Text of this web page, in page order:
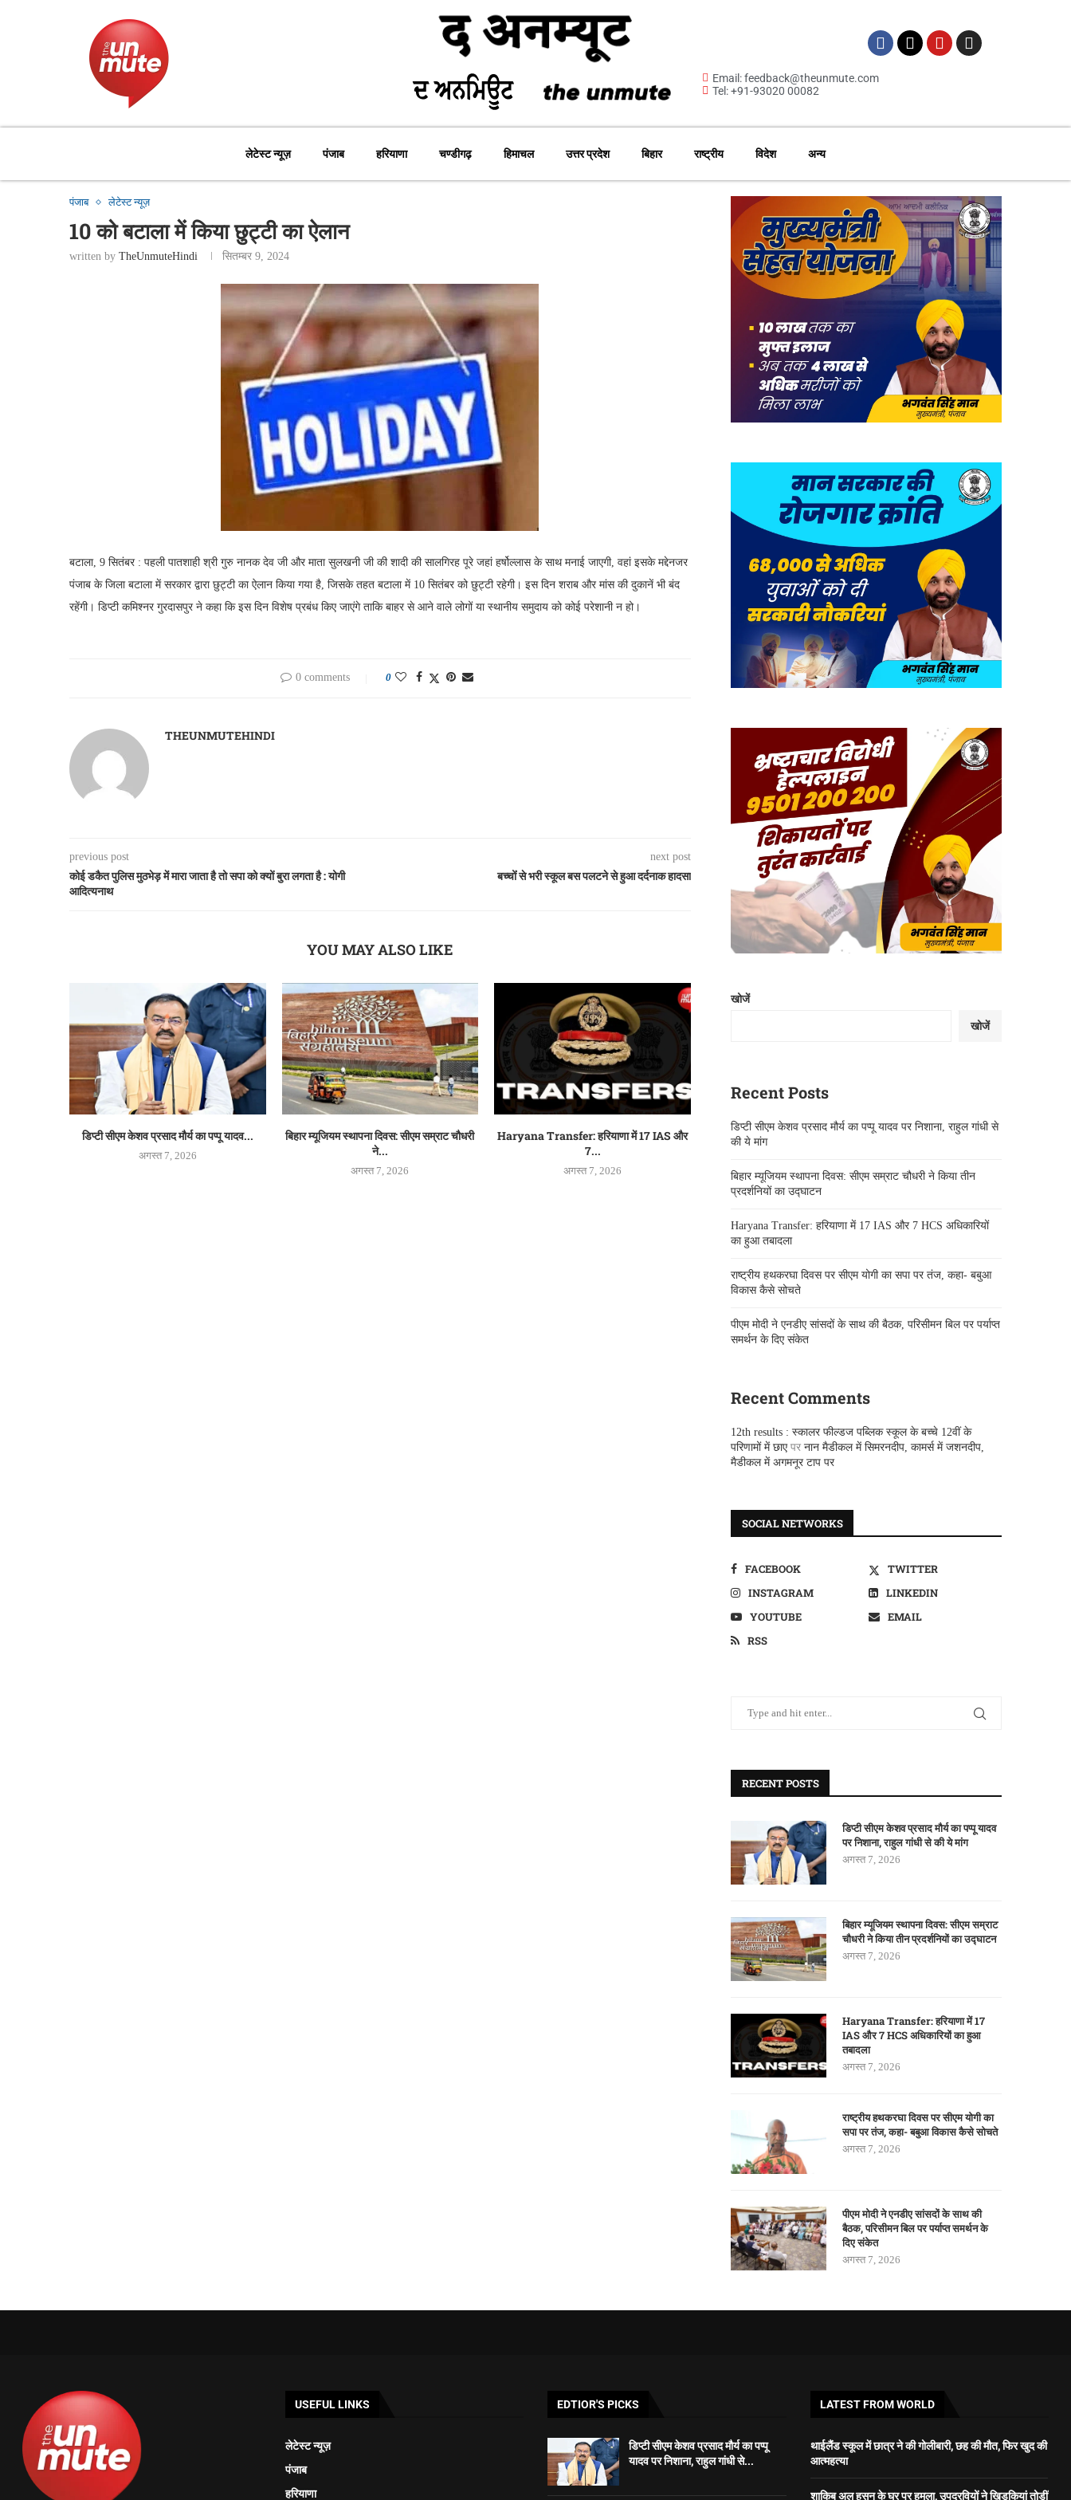
Email: feedback@theunmute.com
Tel: +91-93020 00082
लेटेस्ट न्यूज़ पंजाब हरियाणा चण्डीगढ़ हिमाचल उत्तर प्रदेश बिहार राष्ट्रीय विदेश अन्य
पंजाब लेटेस्ट न्यूज़
10 को बटाला में किया छुट्टी का ऐलान
written by TheUnmuteHindi सितम्बर 9, 2024
बटाला, 9 सितंबर : पहली पातशाही श्री गुरु नानक देव जी और माता सुलखनी जी की शादी की सालगिरह पूरे जहां हर्षोल्लास के साथ मनाई जाएगी, वहां इसके मद्देनजर
पंजाब के जिला बटाला में सरकार द्वारा छुट्टी का ऐलान किया गया है, जिसके तहत बटाला में 10 सितंबर को छुट्टी रहेगी। इस दिन शराब और मांस की दुकानें भी बंद
रहेंगी। डिप्टी कमिश्नर गुरदासपुर ने कहा कि इस दिन विशेष प्रबंध किए जाएंगे ताकि बाहर से आने वाले लोगों या स्थानीय समुदाय को कोई परेशानी न हो।
0 comments 0
THEUNMUTEHINDI
previous post
कोई डकैत पुलिस मुठभेड़ में मारा जाता है तो सपा को क्यों बुरा लगता है : योगी
आदित्यनाथ
next post
बच्चोंं से भरी स्कूल बस पलटने से हुआ दर्दनाक हादसा
YOU MAY ALSO LIKE
डिप्टी सीएम केशव प्रसाद मौर्य का पप्पू यादव...
अगस्त 7, 2026
बिहार म्यूजियम स्थापना दिवस: सीएम सम्राट चौधरी
ने...
अगस्त 7, 2026
Haryana Transfer: हरियाणा में 17 IAS और
7...
अगस्त 7, 2026
खोजें
खोजें
Recent Posts
डिप्टी सीएम केशव प्रसाद मौर्य का पप्पू यादव पर निशाना, राहुल गांधी से
की ये मांग
बिहार म्यूजियम स्थापना दिवस: सीएम सम्राट चौधरी ने किया तीन
प्रदर्शनियों का उद्घाटन
Haryana Transfer: हरियाणा में 17 IAS और 7 HCS अधिकारियों
का हुआ तबादला
राष्ट्रीय हथकरघा दिवस पर सीएम योगी का सपा पर तंज, कहा- बबुआ
विकास कैसे सोचते
पीएम मोदी ने एनडीए सांसदों के साथ की बैठक, परिसीमन बिल पर पर्याप्त
समर्थन के दिए संकेत
Recent Comments
12th results : स्कालर फील्डज पब्लिक स्कूल के बच्चे 12वीं के
परिणामों में छाएपर नान मैडीकल में सिमरनदीप, कामर्स में जशनदीप,
मैडीकल में अगमनूर टाप पर
SOCIAL NETWORKS
FACEBOOK
TWITTER
INSTAGRAM
LINKEDIN
YOUTUBE
EMAIL
RSS
RECENT POSTS
डिप्टी सीएम केशव प्रसाद मौर्य का पप्पू यादव
पर निशाना, राहुल गांधी से की ये मांग
अगस्त 7, 2026
बिहार म्यूजियम स्थापना दिवस: सीएम सम्राट
चौधरी ने किया तीन प्रदर्शनियों का उद्घाटन
अगस्त 7, 2026
Haryana Transfer: हरियाणा में 17
IAS और 7 HCS अधिकारियों का हुआ
तबादला
अगस्त 7, 2026
राष्ट्रीय हथकरघा दिवस पर सीएम योगी का
सपा पर तंज, कहा- बबुआ विकास कैसे सोचते
अगस्त 7, 2026
पीएम मोदी ने एनडीए सांसदों के साथ की
बैठक, परिसीमन बिल पर पर्याप्त समर्थन के
दिए संकेत
अगस्त 7, 2026
USEFUL LINKS
लेटेस्ट न्यूज़
पंजाब
हरियाणा
EDTIOR'S PICKS
डिप्टी सीएम केशव प्रसाद मौर्य का पप्पू
यादव पर निशाना, राहुल गांधी से...
LATEST FROM WORLD
थाईलैंड स्कूल में छात्र ने की गोलीबारी, छह की मौत, फिर खुद की
आत्महत्या
शाकिब अल हसन के घर पर हमला, उपद्रवियों ने खिड़कियां तोड़ीं